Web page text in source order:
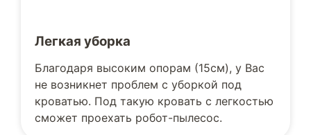
Легкая уборка
Благодаря высоким опорам (15см), у Вас
не возникнет проблем с уборкой под
кроватью. Под такую кровать с легкостью
сможет проехать робот-пылесос.